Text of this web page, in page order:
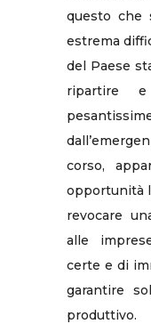
questo che
estrema
del Paese
ripartire
corso,
opportunità
revocare
alle
certe e di
garantire
produttivo.